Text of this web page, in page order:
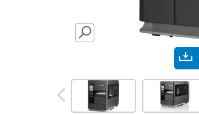
SEARCH
prev